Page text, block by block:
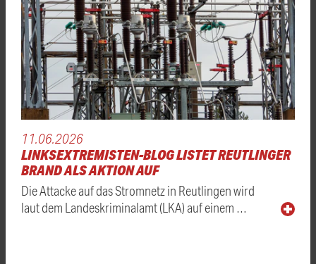
11.06.2026
LINKSEXTREMISTEN-BLOG LISTET REUTLINGER
BRAND ALS AKTION AUF
Die Attacke auf das Stromnetz in Reutlingen wird
laut dem Landeskriminalamt (LKA) auf einem …